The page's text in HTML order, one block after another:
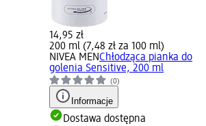
14,95 zł
200 ml (7,48 zł za 100 ml)
NIVEA MENChłodząca pianka do
golenia Sensitive, 200 ml
(0)
Informacje
Dostawa dostępna